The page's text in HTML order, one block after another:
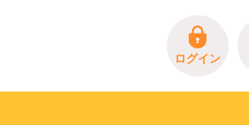
ログイン